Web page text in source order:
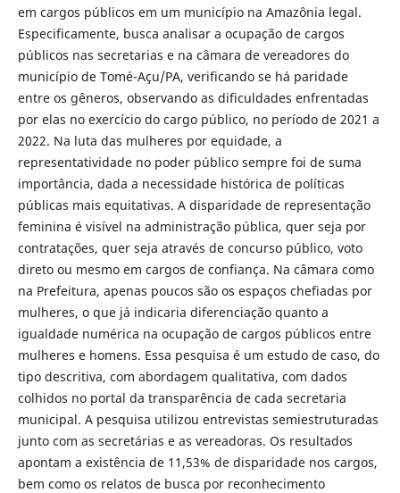
em cargos públicos em um município na Amazônia legal.
Especificamente, busca analisar a ocupação de cargos
públicos nas secretarias e na câmara de vereadores do
município de Tomé-Açu/PA, verificando se há paridade
entre os gêneros, observando as dificuldades enfrentadas
por elas no exercício do cargo público, no período de 2021 a
2022. Na luta das mulheres por equidade, a
representatividade no poder público sempre foi de suma
importância, dada a necessidade histórica de políticas
públicas mais equitativas. A disparidade de representação
feminina é visível na administração pública, quer seja por
contratações, quer seja através de concurso público, voto
direto ou mesmo em cargos de confiança. Na câmara como
na Prefeitura, apenas poucos são os espaços chefiadas por
mulheres, o que já indicaria diferenciação quanto a
igualdade numérica na ocupação de cargos públicos entre
mulheres e homens. Essa pesquisa é um estudo de caso, do
tipo descritiva, com abordagem qualitativa, com dados
colhidos no portal da transparência de cada secretaria
municipal. A pesquisa utilizou entrevistas semiestruturadas
junto com as secretárias e as vereadoras. Os resultados
apontam a existência de 11,53% de disparidade nos cargos,
bem como os relatos de busca por reconhecimento